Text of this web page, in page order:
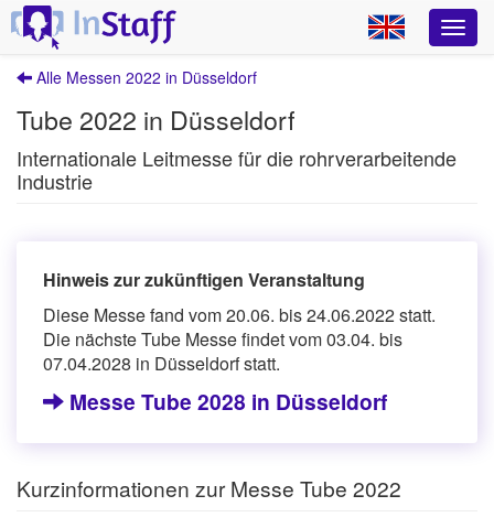
Alle Messen 2022 in Düsseldorf
Tube 2022 in Düsseldorf
Internationale Leitmesse für die rohrverarbeitende
Industrie
Hinweis zur zukünftigen Veranstaltung
Diese Messe fand vom 20.06. bis 24.06.2022 statt.
Die nächste Tube Messe findet vom 03.04. bis
07.04.2028 in Düsseldorf statt.
Messe Tube 2028 in Düsseldorf
Kurzinformationen zur Messe Tube 2022